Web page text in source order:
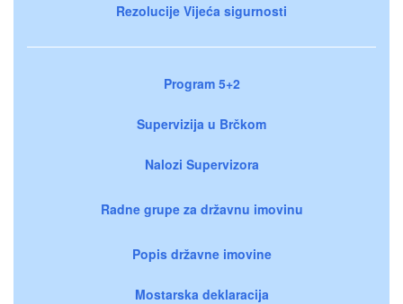
Rezolucije Vijeća sigurnosti
Program 5+2
Supervizija u Brčkom
Nalozi Supervizora
Radne grupe za državnu imovinu
Popis državne imovine
Mostarska deklaracija